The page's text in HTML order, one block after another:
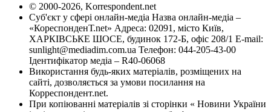
© 2000-2026, Korrespondent.net
Суб'єкт у сфері онлайн-медіа Назва онлайн-медіа –
«КореспонденТ.net» Адреса: 02091, місто Київ,
ХАРКІВСЬКЕ ШОСЕ, будинок 172-Б, офіс 208/1 E-mail:
sunlight@mediadim.com.ua Телефон: 044-205-43-00
Ідентифікатор медіа – R40-06068
Використання будь-яких матеріалів, розміщених на
сайті, дозволяється за умови посилання на
Корреспондент.net.
При копіюванні матеріалів зі сторінки « Новини України